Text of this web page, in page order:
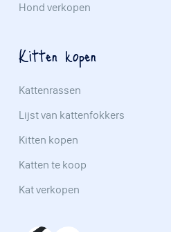
Hond verkopen
Kitten kopen
Kattenrassen
Lijst van kattenfokkers
Kitten kopen
Katten te koop
Kat verkopen